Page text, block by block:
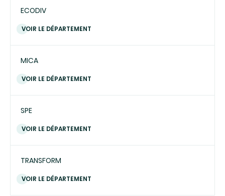
ECODIV
VOIR LE DÉPARTEMENT
MICA
VOIR LE DÉPARTEMENT
SPE
VOIR LE DÉPARTEMENT
TRANSFORM
VOIR LE DÉPARTEMENT